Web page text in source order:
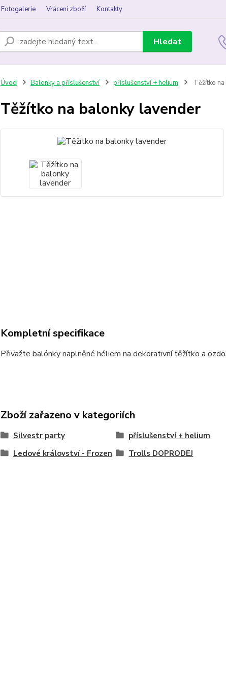
Fotogalerie Vrácení zboží Kontakty
Hledat
Úvod Balonky a příslušenství příslušenství + helium Těžítko
Těžítko na balonky lavender
Kompletní specifikace
Přivažte balónky naplněné héliem na dekorativní těžítko a
Zboží zařazeno v kategoriích
Silvestr party příslušenství + helium
Ledové království - Frozen
Trolls DOPRODEJ